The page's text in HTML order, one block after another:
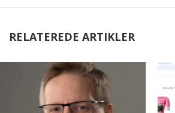
RELATEREDE ARTIKLER